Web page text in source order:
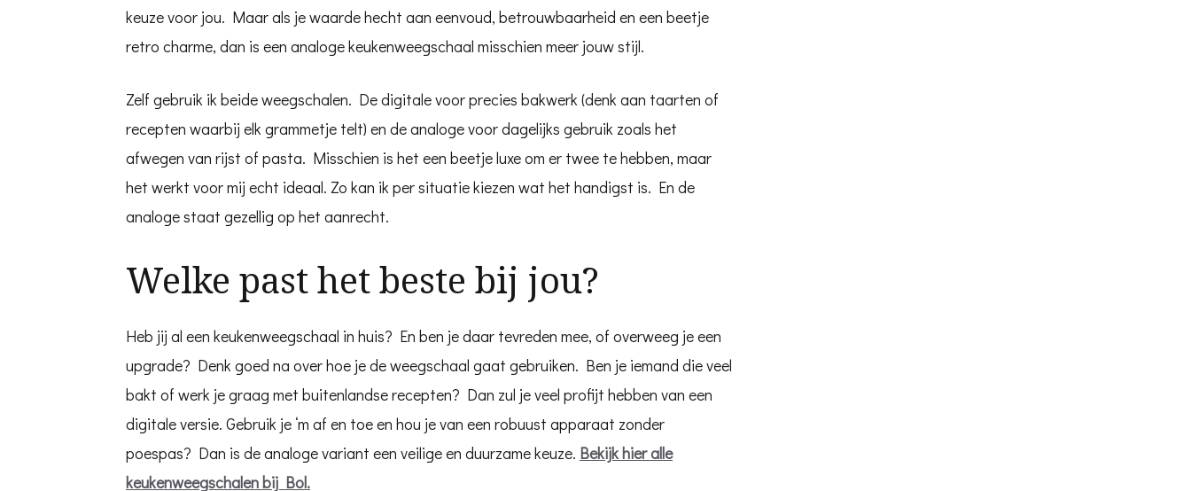
keuze voor jou. Maar als je waarde hecht aan eenvoud, betrouwbaarheid en een beetje
retro charme, dan is een analoge keukenweegschaal misschien meer jouw stijl.
Zelf gebruik ik beide weegschalen. De digitale voor precies bakwerk (denk aan taarten of
recepten waarbij elk grammetje telt) en de analoge voor dagelijks gebruik zoals het
afwegen van rijst of pasta. Misschien is het een beetje luxe om er twee te hebben, maar
het werkt voor mij echt ideaal. Zo kan ik per situatie kiezen wat het handigst is. En de
analoge staat gezellig op het aanrecht.
Welke past het beste bij jou?
Heb jij al een keukenweegschaal in huis? En ben je daar tevreden mee, of overweeg je een
upgrade? Denk goed na over hoe je de weegschaal gaat gebruiken. Ben je iemand die veel
bakt of werk je graag met buitenlandse recepten? Dan zul je veel profijt hebben van een
digitale versie. Gebruik je ‘m af en toe en hou je van een robuust apparaat zonder
poespas? Dan is de analoge variant een veilige en duurzame keuze. Bekijk hier alle
keukenweegschalen bij Bol.